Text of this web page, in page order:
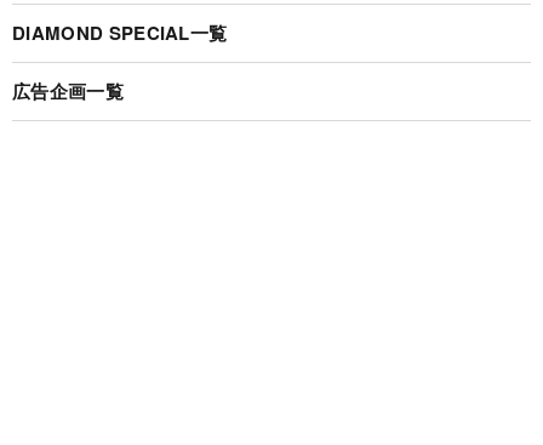
DIAMOND SPECIAL一覧
広告企画一覧